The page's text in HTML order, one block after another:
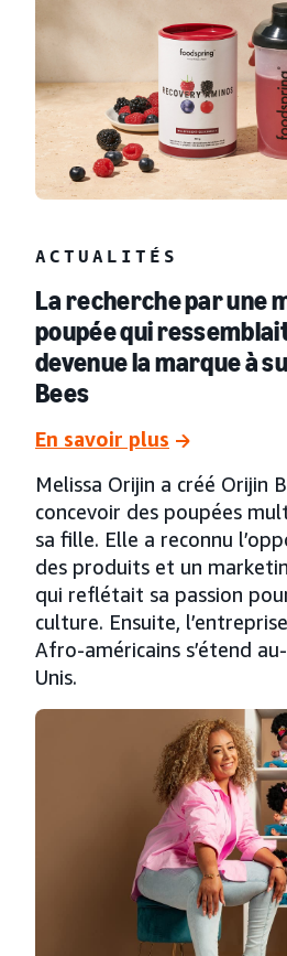
ACTUALITÉS
La recherche par une
poupée qui
devenue la marque à
Bees
En savoir plus
Melissa Orijin a créé Orijin
concevoir des poupées
sa fille. Elle a reconnu
des produits et un
qui reflétait sa passion
culture. Ensuite,
Afro-américains s’étend
Unis.